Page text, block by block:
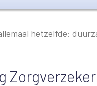
hetzelfde: